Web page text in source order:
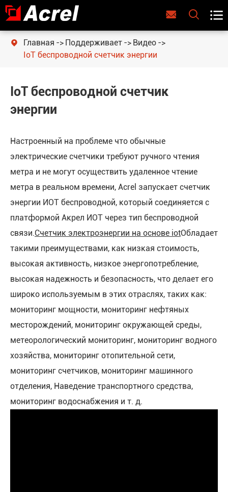
  
 Главная Поддерживает
Видео
IoT беспроводной счетчик энергии
IoT беспроводной счетчик
энергии
Настроенный на проблеме что обычные
электрические счетчики требуют ручного чтения
метра и не могут осуществить удаленное чтение
метра в реальном времени, Acrel запускает счетчик
энергии ИОТ беспроводной, который соединяется с
платформой Акрел ИОТ через тип беспроводной
связи.Счетчик электроэнергии на основе iotОбладает
такими преимуществами, как низкая стоимость,
высокая активность, низкое энергопотребление,
высокая надежность и безопасность, что делает его
широко используемым в этих отраслях, таких как:
мониторинг мощности, мониторинг нефтяных
месторождений, мониторинг окружающей среды,
метеорологический мониторинг, мониторинг водного
хозяйства, мониторинг отопительной сети,
мониторинг счетчиков, мониторинг машинного
отделения, Наведение транспортного средства,
мониторинг водоснабжения и т. д.